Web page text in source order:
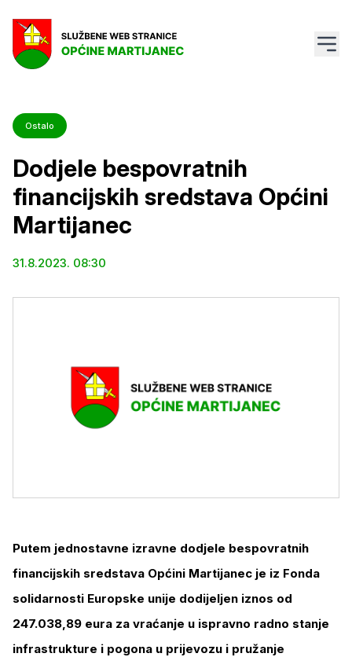
Ostalo
Dodjele bespovratnih
financijskih sredstava Općini
Martijanec
31.8.2023. 08:30
Putem jednostavne izravne dodjele bespovratnih
financijskih sredstava Općini Martijanec je iz Fonda
solidarnosti Europske unije dodijeljen iznos od
247.038,89 eura za vraćanje u ispravno radno stanje
infrastrukture i pogona u prijevozu i pružanje